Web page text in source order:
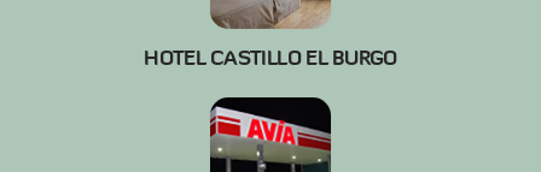
HOTEL CASTILLO EL BURGO